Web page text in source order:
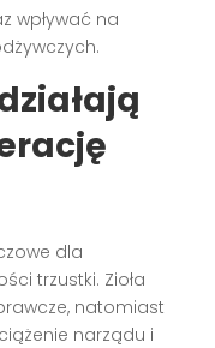
wpływać na
dla
trzustki. Zioła
natomiast
narządu i